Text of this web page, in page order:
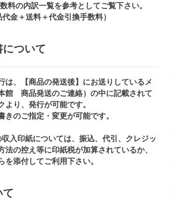
料の内訳一覧を参考としてご覧下さい。​
金＋送料＋代金引換手数料）​
ついて​
は、【商品の発送後】にお送りしているメ
館 商品発送のご連絡）の中に記載されて
より、発行が可能です。
きのご指定・変更が可能です。​​
入印紙については、振込、代引、クレジッ
法の控え等に印紙税が加算されているか、
を添付してご利用下さい。
て​